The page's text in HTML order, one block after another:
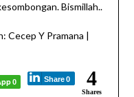
Bismillah..
Cecep Y Pramana |
0 Share 0 4
Shares